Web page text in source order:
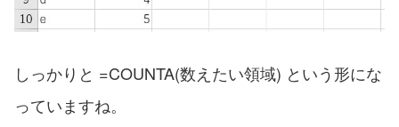
しっかりと =COUNTA(数えたい領域) という形にな
っていますね。